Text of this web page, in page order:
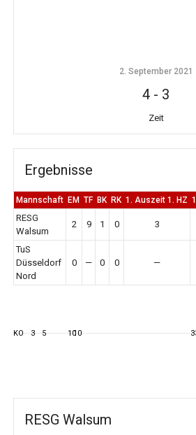
2. September 2021
4 - 3
Zeit
Ergebnisse
Mannschaft EM TF BK RK 1. Auszeit 1. HZ
RESG
Walsum
2 9 1 0 3
TuS
Düsseldorf
Nord
0 — 0 0 —
KO 3 5 1010
RESG Walsum